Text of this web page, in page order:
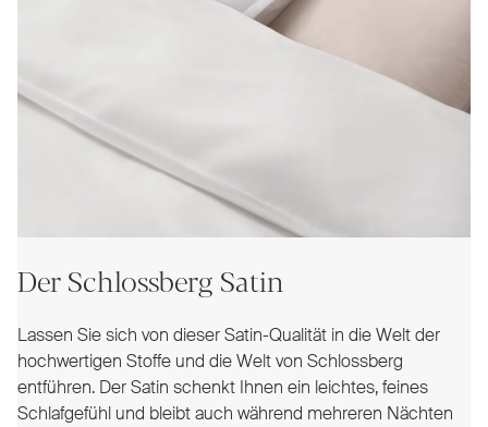
Der Schlossberg Satin
Lassen Sie sich von dieser Satin-Qualität in die Welt der
hochwertigen Stoffe und die Welt von Schlossberg
entführen. Der Satin schenkt Ihnen ein leichtes, feines
Schlafgefühl und bleibt auch während mehreren Nächten